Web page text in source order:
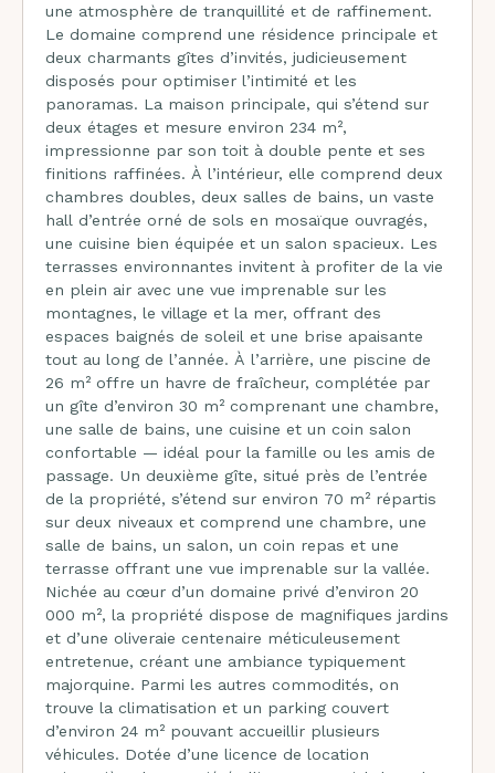
une atmosphère de tranquillité et de raffinement.
Le domaine comprend une résidence principale et
deux charmants gîtes d’invités, judicieusement
disposés pour optimiser l’intimité et les
panoramas. La maison principale, qui s’étend sur
deux étages et mesure environ 234 m²,
impressionne par son toit à double pente et ses
finitions raffinées. À l’intérieur, elle comprend deux
chambres doubles, deux salles de bains, un vaste
hall d’entrée orné de sols en mosaïque ouvragés,
une cuisine bien équipée et un salon spacieux. Les
terrasses environnantes invitent à profiter de la vie
en plein air avec une vue imprenable sur les
montagnes, le village et la mer, offrant des
espaces baignés de soleil et une brise apaisante
tout au long de l’année. À l’arrière, une piscine de
26 m² offre un havre de fraîcheur, complétée par
un gîte d’environ 30 m² comprenant une chambre,
une salle de bains, une cuisine et un coin salon
confortable — idéal pour la famille ou les amis de
passage. Un deuxième gîte, situé près de l’entrée
de la propriété, s’étend sur environ 70 m² répartis
sur deux niveaux et comprend une chambre, une
salle de bains, un salon, un coin repas et une
terrasse offrant une vue imprenable sur la vallée.
Nichée au cœur d’un domaine privé d’environ 20
000 m², la propriété dispose de magnifiques jardins
et d’une oliveraie centenaire méticuleusement
entretenue, créant une ambiance typiquement
majorquine. Parmi les autres commodités, on
trouve la climatisation et un parking couvert
d’environ 24 m² pouvant accueillir plusieurs
véhicules. Dotée d’une licence de location